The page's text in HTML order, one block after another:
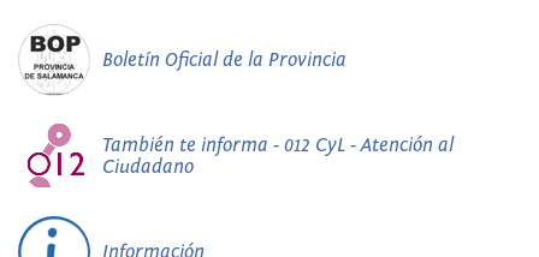
Boletín Oficial de la Provincia
También te informa - 012 CyL - Atención al
Ciudadano
Información